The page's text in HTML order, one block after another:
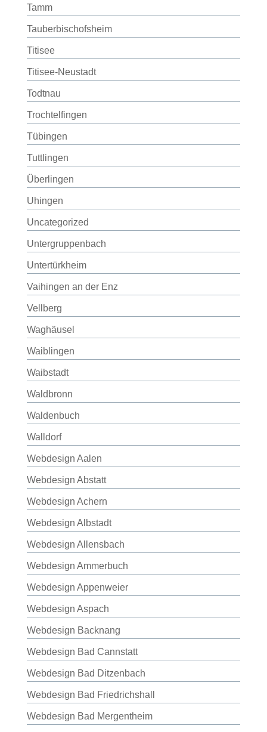
Tamm
Tauberbischofsheim
Titisee
Titisee-Neustadt
Todtnau
Trochtelfingen
Tübingen
Tuttlingen
Überlingen
Uhingen
Uncategorized
Untergruppenbach
Untertürkheim
Vaihingen an der Enz
Vellberg
Waghäusel
Waiblingen
Waibstadt
Waldbronn
Waldenbuch
Walldorf
Webdesign Aalen
Webdesign Abstatt
Webdesign Achern
Webdesign Albstadt
Webdesign Allensbach
Webdesign Ammerbuch
Webdesign Appenweier
Webdesign Aspach
Webdesign Backnang
Webdesign Bad Cannstatt
Webdesign Bad Ditzenbach
Webdesign Bad Friedrichshall
Webdesign Bad Mergentheim